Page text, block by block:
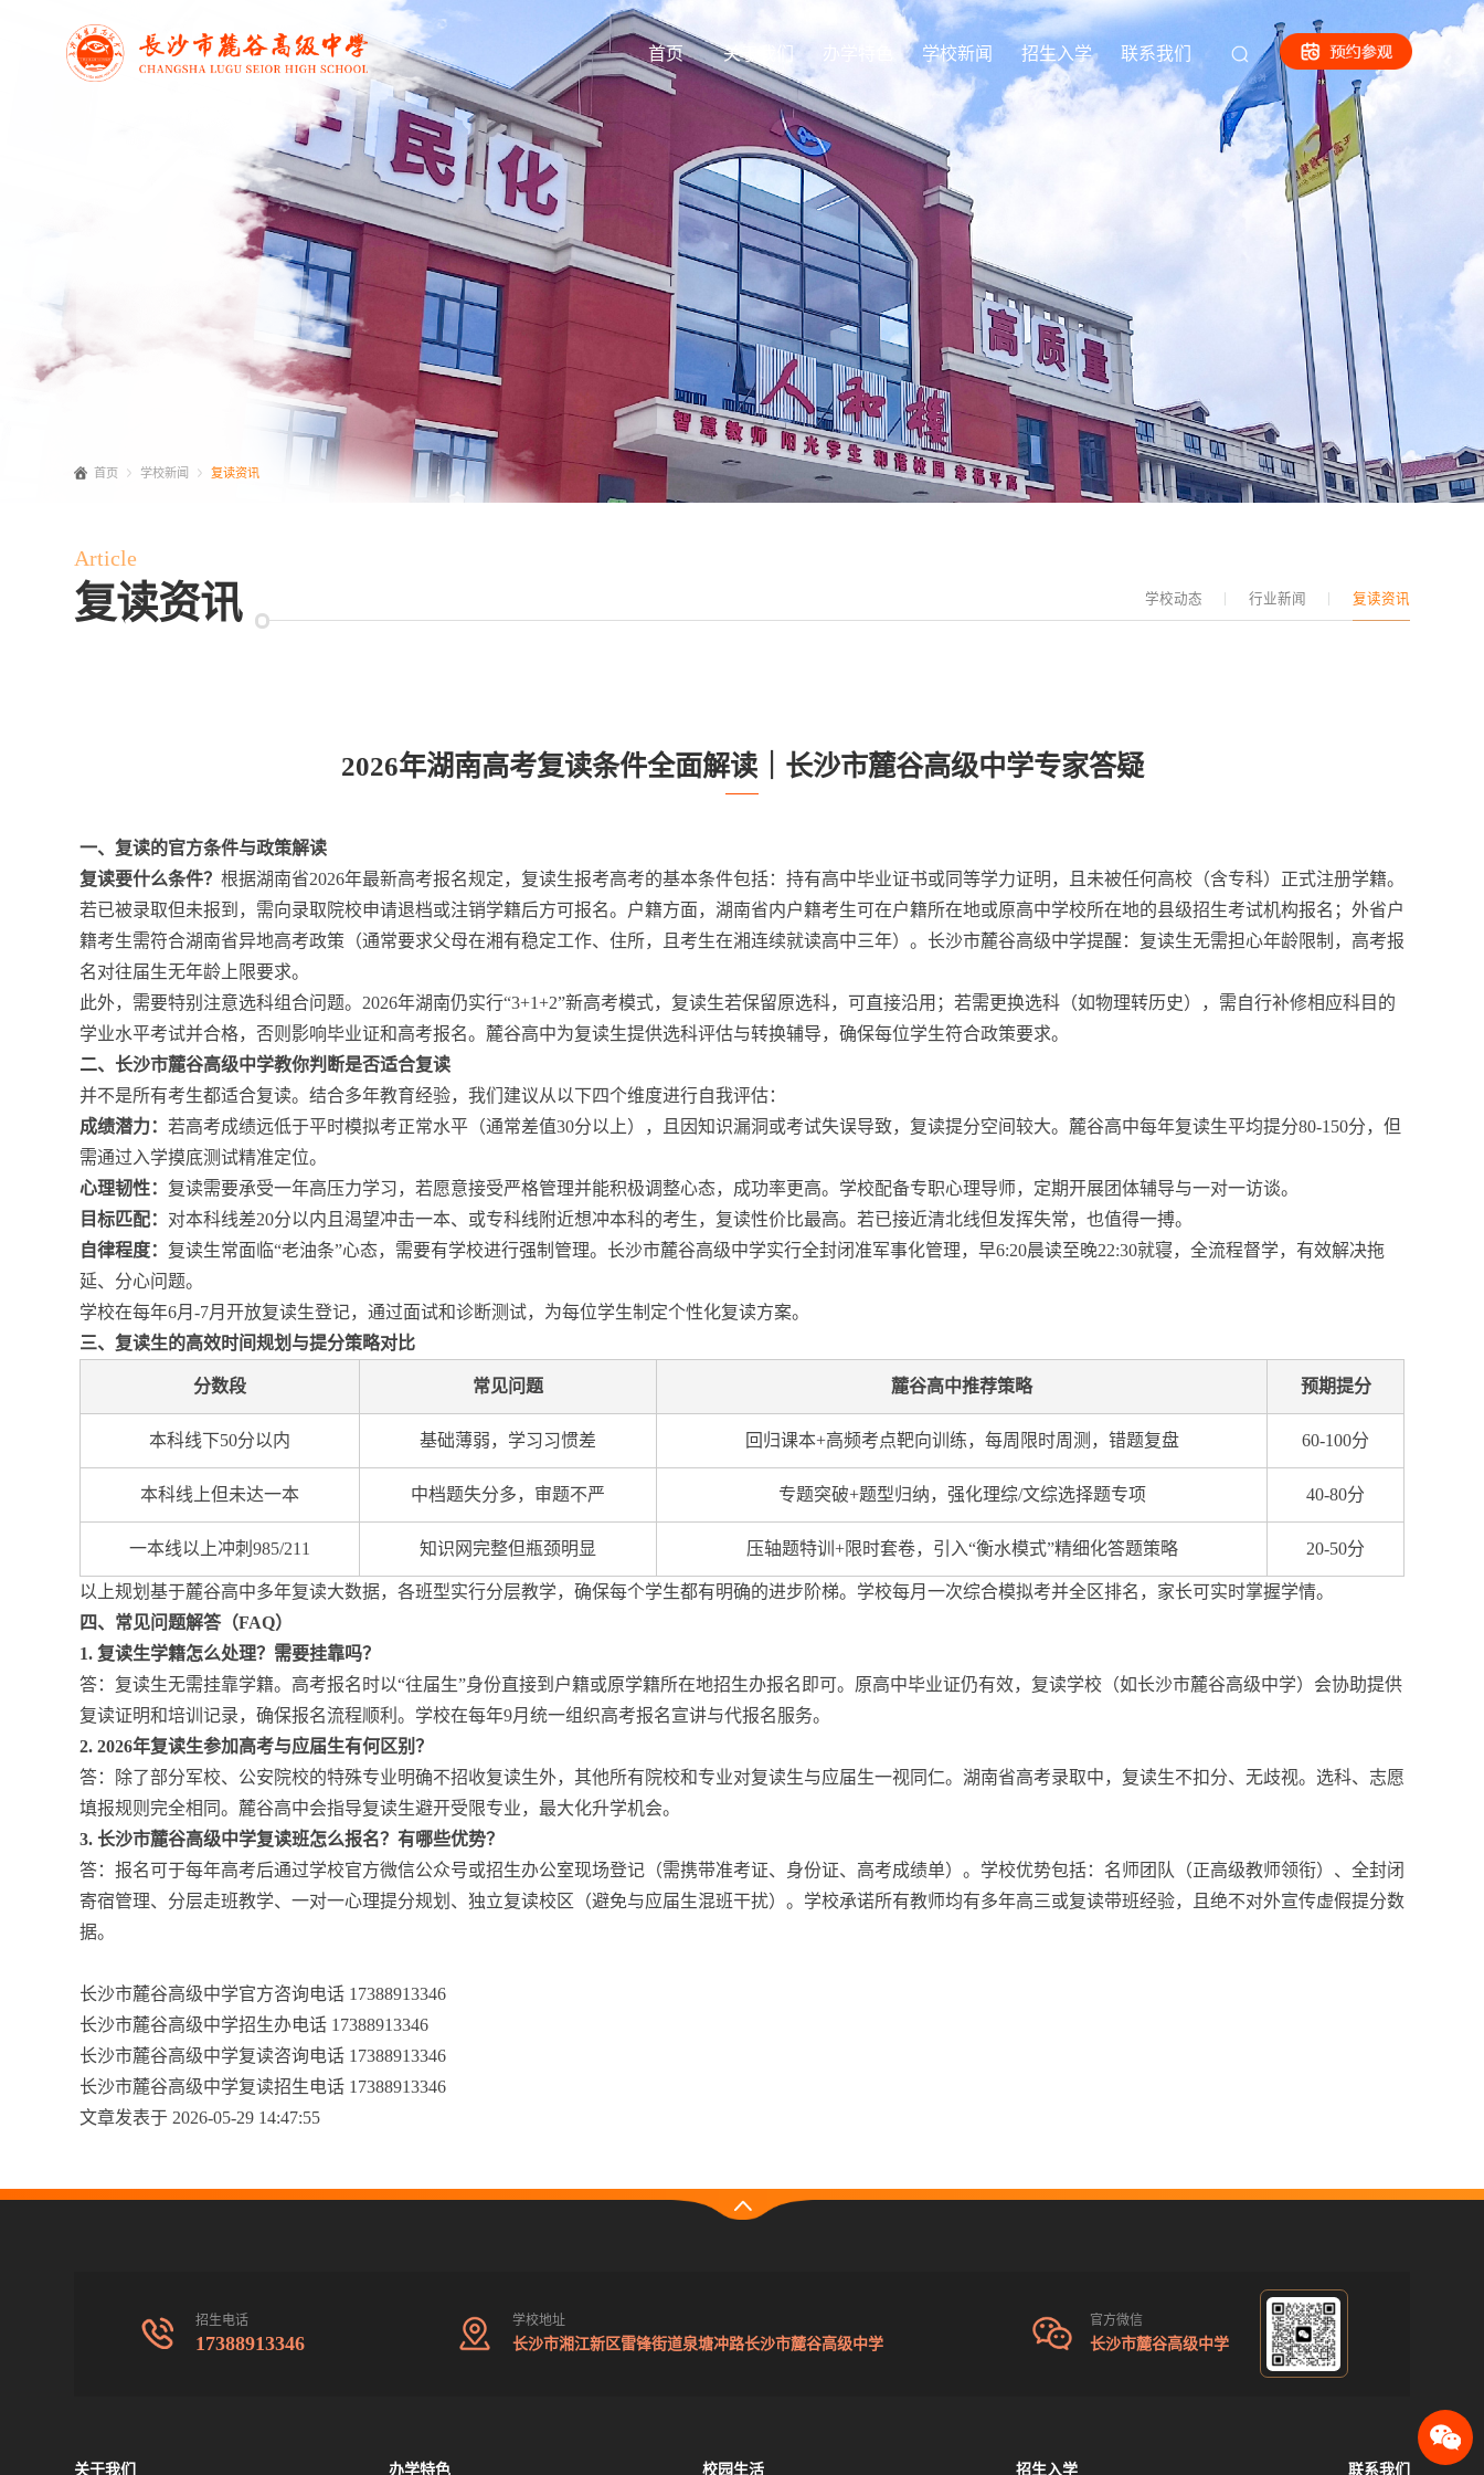
首页 关于我们 办学特色 学校新闻 招生入学 联系我们
首页 学校新闻 复读资讯
Article
复读资讯 学校动态 行业新闻 复读资讯
2026年湖南高考复读条件全面解读｜长沙市麓谷高级中学专家答疑
一、复读的官方条件与政策解读
复读要什么条件？ 根据湖南省2026年最新高考报名规定，复读生报考高考的基本条件包括：持有高中毕业证书或同等学力证明，且未被任何高校（含专科）正式注册学籍。
若已被录取但未报到，需向录取院校申请退档或注销学籍后方可报名。户籍方面，湖南省内户籍考生可在户籍所在地或原高中学校所在地的县级招生考试机构报名；外省户
籍考生需符合湖南省异地高考政策（通常要求父母在湘有稳定工作、住所，且考生在湘连续就读高中三年）。长沙市麓谷高级中学提醒：复读生无需担心年龄限制，高考报
名对往届生无年龄上限要求。
此外，需要特别注意选科组合问题。2026年湖南仍实行“3+1+2”新高考模式，复读生若保留原选科，可直接沿用；若需更换选科（如物理转历史），需自行补修相应科目的
学业水平考试并合格，否则影响毕业证和高考报名。麓谷高中为复读生提供选科评估与转换辅导，确保每位学生符合政策要求。
二、长沙市麓谷高级中学教你判断是否适合复读
并不是所有考生都适合复读。结合多年教育经验，我们建议从以下四个维度进行自我评估：
成绩潜力： 若高考成绩远低于平时模拟考正常水平（通常差值30分以上），且因知识漏洞或考试失误导致，复读提分空间较大。麓谷高中每年复读生平均提分80-150分，但
需通过入学摸底测试精准定位。
心理韧性： 复读需要承受一年高压力学习，若愿意接受严格管理并能积极调整心态，成功率更高。学校配备专职心理导师，定期开展团体辅导与一对一访谈。
目标匹配： 对本科线差20分以内且渴望冲击一本、或专科线附近想冲本科的考生，复读性价比最高。若已接近清北线但发挥失常，也值得一搏。
自律程度： 复读生常面临“老油条”心态，需要有学校进行强制管理。长沙市麓谷高级中学实行全封闭准军事化管理，早6:20晨读至晚22:30就寝，全流程督学，有效解决拖
延、分心问题。
学校在每年6月-7月开放复读生登记，通过面试和诊断测试，为每位学生制定个性化复读方案。
三、复读生的高效时间规划与提分策略对比
分数段 常见问题 麓谷高中推荐策略 预期提分
本科线下50分以内 基础薄弱，学习习惯差 回归课本+高频考点靶向训练，每周限时周测，错题复盘 60-100分
本科线上但未达一本 中档题失分多，审题不严 专题突破+题型归纳，强化理综/文综选择题专项 40-80分
一本线以上冲刺985/211 知识网完整但瓶颈明显 压轴题特训+限时套卷，引入“衡水模式”精细化答题策略 20-50分
以上规划基于麓谷高中多年复读大数据，各班型实行分层教学，确保每个学生都有明确的进步阶梯。学校每月一次综合模拟考并全区排名，家长可实时掌握学情。
四、常见问题解答（FAQ）
1. 复读生学籍怎么处理？需要挂靠吗？
答：复读生无需挂靠学籍。高考报名时以“往届生”身份直接到户籍或原学籍所在地招生办报名即可。原高中毕业证仍有效，复读学校（如长沙市麓谷高级中学）会协助提供
复读证明和培训记录，确保报名流程顺利。学校在每年9月统一组织高考报名宣讲与代报名服务。
2. 2026年复读生参加高考与应届生有何区别？
答：除了部分军校、公安院校的特殊专业明确不招收复读生外，其他所有院校和专业对复读生与应届生一视同仁。湖南省高考录取中，复读生不扣分、无歧视。选科、志愿
填报规则完全相同。麓谷高中会指导复读生避开受限专业，最大化升学机会。
3. 长沙市麓谷高级中学复读班怎么报名？有哪些优势？
答：报名可于每年高考后通过学校官方微信公众号或招生办公室现场登记（需携带准考证、身份证、高考成绩单）。学校优势包括：名师团队（正高级教师领衔）、全封闭
寄宿管理、分层走班教学、一对一心理提分规划、独立复读校区（避免与应届生混班干扰）。学校承诺所有教师均有多年高三或复读带班经验，且绝不对外宣传虚假提分数
据。
长沙市麓谷高级中学官方咨询电话 17388913346
长沙市麓谷高级中学招生办电话 17388913346
长沙市麓谷高级中学复读咨询电话 17388913346
长沙市麓谷高级中学复读招生电话 17388913346
文章发表于 2026-05-29 14:47:55
招生电话
17388913346
学校地址
长沙市湘江新区雷锋街道泉塘冲路长沙市麓谷高级中学
官方微信
长沙市麓谷高级中学
关于我们 办学特色 校园生活 招生入学 联系我们